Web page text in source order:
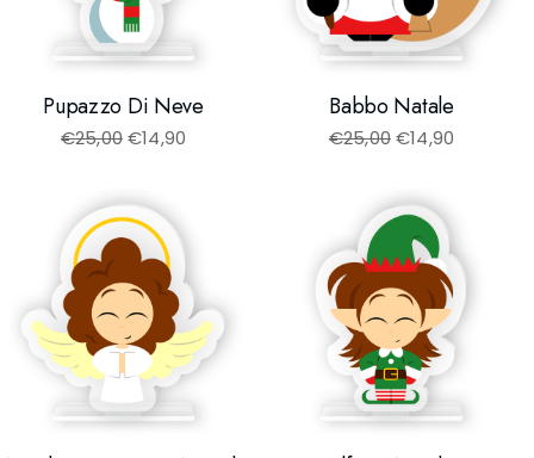
Pupazzo Di Neve
€25,00€14,90
Babbo Natale
€25,00€14,90